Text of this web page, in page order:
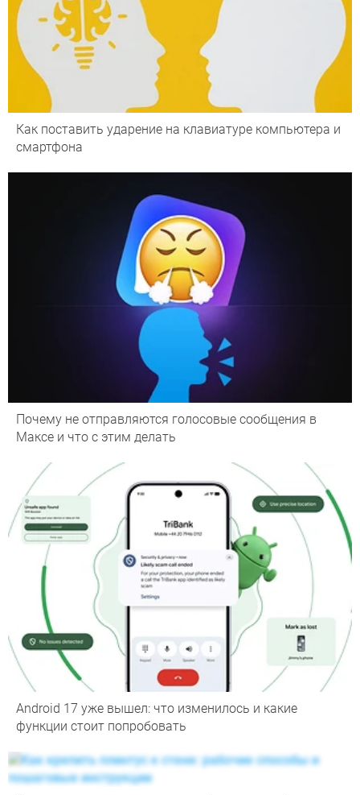
Как поставить ударение на клавиатуре компьютера и
смартфона
Почему не отправляются голосовые сообщения в
Максе и что с этим делать
Android 17 уже вышел: что изменилось и какие
функции стоит попробовать